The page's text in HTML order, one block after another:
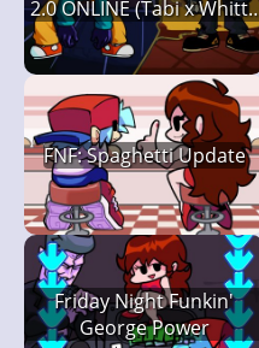
2.0 ONLINE (Tabi x Whitty
x Agoti x Tricky)
FNF: Spaghetti Update
Friday Night Funkin'
George Power